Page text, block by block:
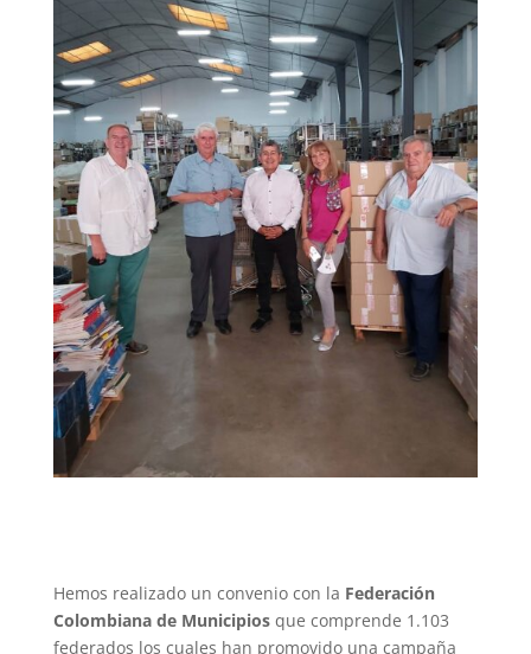
Hemos realizado un convenio con la Federación
Colombiana de Municipiosque comprende 1.103
federados los cuales han promovido una campaña